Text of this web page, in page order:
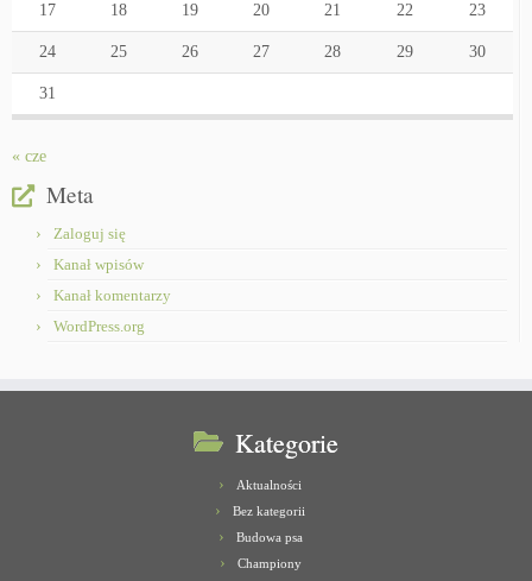
17 18 19 20 21 22 23
24 25 26 27 28 29 30
31
« cze
Meta
Zaloguj się
Kanał wpisów
Kanał komentarzy
WordPress.org
Kategorie
Aktualności
Bez kategorii
Budowa psa
Championy